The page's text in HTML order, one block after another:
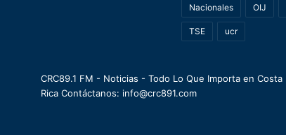
Nacionales OIJ
TSE ucr
CRC89.1 FM - Noticias - Todo Lo Que Importa en Costa
Rica Contáctanos: info@crc891.com